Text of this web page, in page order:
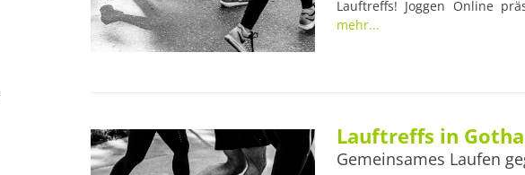
Lauftreffs! Joggen Online
sportsworld-Lauf-Treff. Viele
mehr...
Lauftreffs in Gotha
Gemeinsames Laufen